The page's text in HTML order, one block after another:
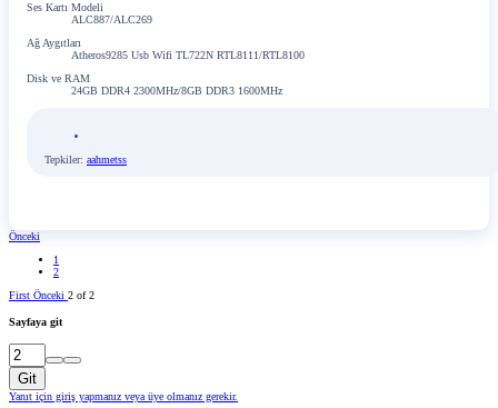
Ses Kartı Modeli
ALC887/ALC269
Ağ Aygıtları
Atheros9285 Usb Wifi TL722N RTL8111/RTL8100
Disk ve RAM
24GB DDR4 2300MHz/8GB DDR3 1600MHz
Tepkiler: aahmetss
Önceki
1
2
First Önceki 2 of 2
Sayfaya git
Git
Yanıt için giriş yapmanız veya üye olmanız gerekir.